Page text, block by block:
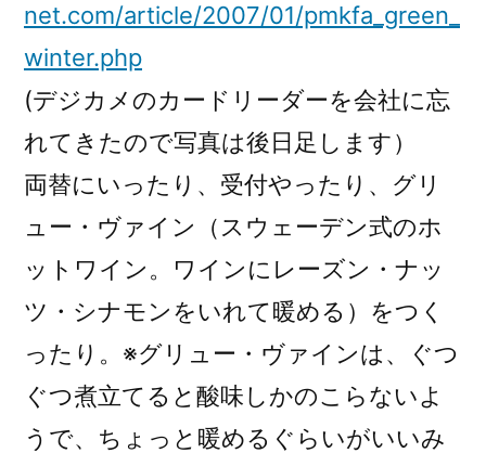
net.com/article/2007/01/pmkfa_green_
winter.php
(デジカメのカードリーダーを会社に忘
れてきたので写真は後日足します）
両替にいったり、受付やったり、グリ
ュー・ヴァイン（スウェーデン式のホ
ットワイン。ワインにレーズン・ナッ
ツ・シナモンをいれて暖める）をつく
ったり。※グリュー・ヴァインは、ぐつ
ぐつ煮立てると酸味しかのこらないよ
うで、ちょっと暖めるぐらいがいいみ